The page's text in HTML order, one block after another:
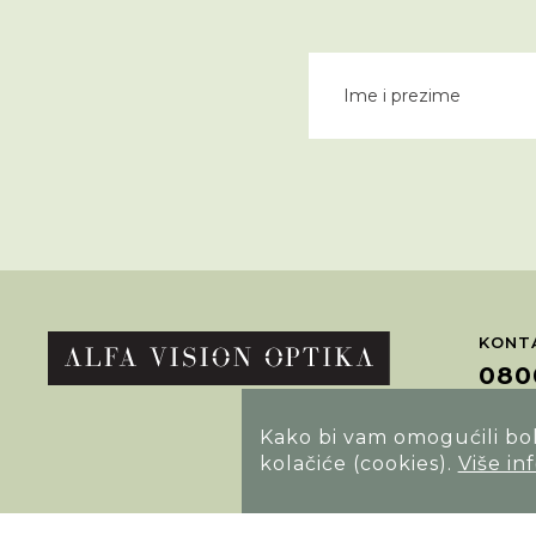
Kako bi vam omogućili
kolačiće (cookies). Više